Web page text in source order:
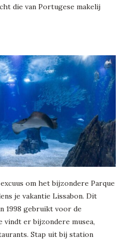
die van Portugese makelij
om het bijzondere Parque
je vakantie Lissabon. Dit
1998 gebruikt voor de
er bijzondere musea,
Stap uit bij station